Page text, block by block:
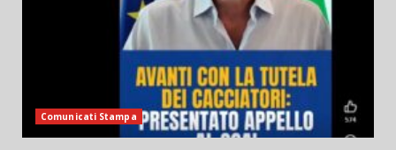
Comunicati Stampa